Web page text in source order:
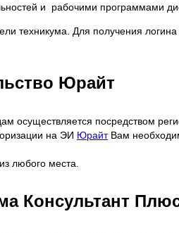
и рабочими программами
техникума. Для получения
Юрайт
осуществляется посредством
на ЭИ ЮрайтВам
любого места.
Консультант